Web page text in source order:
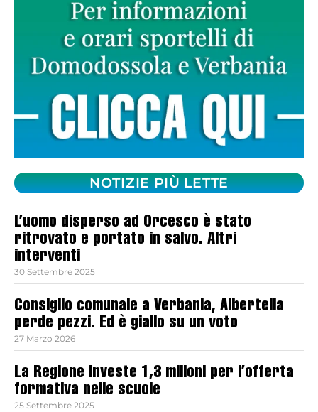
NOTIZIE PIÙ LETTE
L’uomo disperso ad Orcesco è stato
ritrovato e portato in salvo. Altri
interventi
30 Settembre 2025
Consiglio comunale a Verbania, Albertella
perde pezzi. Ed è giallo su un voto
27 Marzo 2026
La Regione investe 1,3 milioni per l’offerta
formativa nelle scuole
25 Settembre 2025